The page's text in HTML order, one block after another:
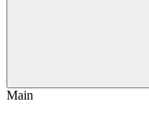
Main